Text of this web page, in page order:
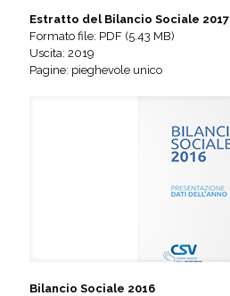
Estratto del Bilancio Sociale 2017
Formato file: PDF (5.43 MB)
Uscita: 2019
Pagine: pieghevole unico
Bilancio Sociale 2016